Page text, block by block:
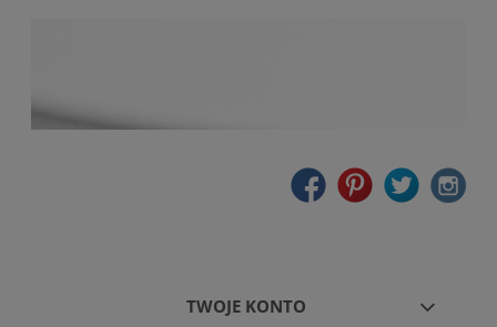
TWOJE KONTO